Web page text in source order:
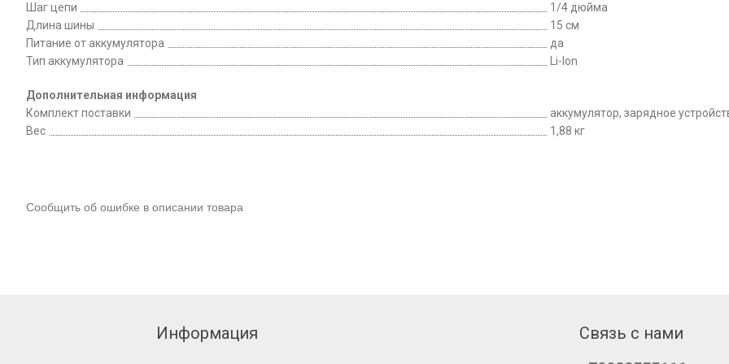
Шаг цепи
1/4 дюйма
Длина шины
15 см
Питание от аккумулятора
да
Тип аккумулятора
Li-Ion
Дополнительная информация
Комплект поставки
аккумулятор, зарядное
Вес
1,88 кг
Сообщить об ошибке в описании товара
Информация
Связь с нами